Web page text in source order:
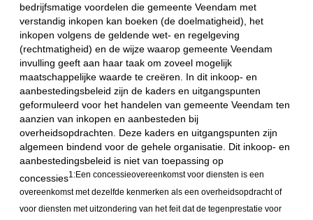
bedrijfsmatige voordelen die gemeente Veendam met
verstandig inkopen kan boeken (de doelmatigheid), het
inkopen volgens de geldende wet- en regelgeving
(rechtmatigheid) en de wijze waarop gemeente Veendam
invulling geeft aan haar taak om zoveel mogelijk
maatschappelijke waarde te creëren. In dit inkoop- en
aanbestedingsbeleid zijn de kaders en uitgangspunten
geformuleerd voor het handelen van gemeente Veendam ten
aanzien van inkopen en aanbesteden bij
overheidsopdrachten. Deze kaders en uitgangspunten zijn
algemeen bindend voor de gehele organisatie. Dit inkoop- en
aanbestedingsbeleid is niet van toepassing op
concessies1:Een concessieovereenkomst voor diensten is een
overeenkomst met dezelfde kenmerken als een overheidsopdracht of
voor diensten met uitzondering van het feit dat de tegenprestatie voor